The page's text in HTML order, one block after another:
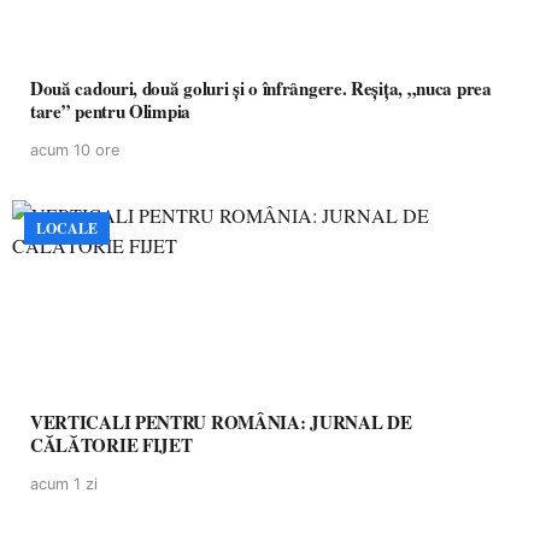
Două cadouri, două goluri și o înfrângere. Reșița, „nuca prea
tare” pentru Olimpia
acum 10 ore
LOCALE
VERTICALI PENTRU ROMÂNIA: JURNAL DE
CĂLĂTORIE FIJET
acum 1 zi